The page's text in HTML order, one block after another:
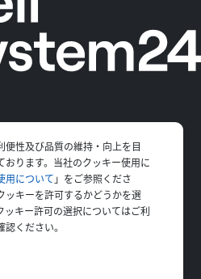
便性及び品質の維持・向上を目
おります。当社のクッキー使用に
用について 」をご参照くださ
ッキーを許可するかどうかを選
ッキー許可の選択についてはご利
ください。